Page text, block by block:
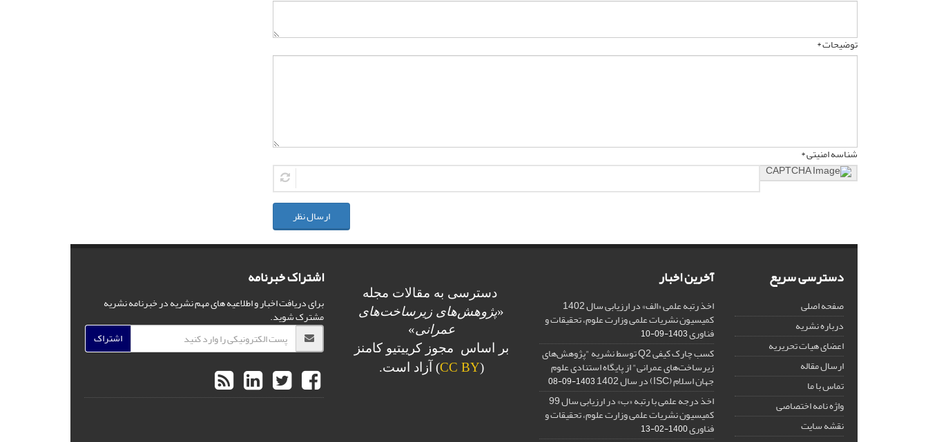
توضیحات *
شناسه امنیتی *
ارسال نظر
دسترسی سریع
صفحه اصلی
درباره نشریه
اعضای هیات تحریریه
ارسال مقاله
تماس با ما
واژه نامه اختصاصی
نقشه سایت
آخرین اخبار
اخذ رتبه علمی «الف» در ارزیابی سال 1402
کمیسیون نشریات علمی وزارت علوم، تحقیقات و
فناوری1403-09-10
کسب چارک کیفی Q2 توسط نشریه "پژوهش‌های
زیرساخت‌های عمرانی" از پایگاه استنادی علوم
جهان اسلام (ISC) در سال 1402 1403-09-08
اخذ درجه علمی با رتبه «ب» در ارزیابی سال 99
کمیسیون نشریات علمی وزارت علوم، تحقیقات و
فناوری1400-02-13
دسترسی به مقالات مجله
«پژوهش‌های زیرساخت‌های
عمرانی»
بر اساس مجوز کرییتیو کامنز
(
CC BY) آزاد است.
اشتراک خبرنامه
برای دریافت اخبار و اطلاعیه های مهم نشریه در خبرنامه نشریه
مشترک شوید.
اشتراک